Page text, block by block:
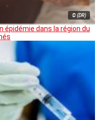
© (DR)
épidémie dans la région du